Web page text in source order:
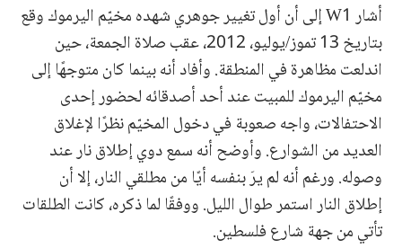
أشار W1 إلى أن أول تغيير جوهري شهده مخيّم اليرموك وقع
بتاريخ 13 تموز/يوليو، 2012، عقب صلاة الجمعة، حين
اندلعت مظاهرة في المنطقة. وأفاد أنه بينما كان متوجهًا إلى
مخيّم اليرموك للمبيت عند أحد أصدقائه لحضور إحدى
الاحتفالات، واجه صعوبة في دخول المخيّم نظرًا لإغلاق
العديد من الشوارع. وأوضح أنه سمع دوي إطلاق نار عند
وصوله. ورغم أنه لم يرَ بنفسه أيًا من مطلقي النار، إلا أن
إطلاق النار استمر طوال الليل. ووفقًا لما ذكره، كانت الطلقات
تأتي من جهة شارع فلسطين.